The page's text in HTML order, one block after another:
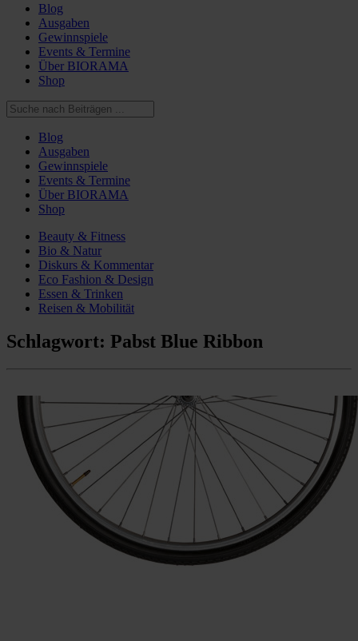
Blog
Ausgaben
Gewinnspiele
Events & Termine
Über BIORAMA
Shop
Blog
Ausgaben
Gewinnspiele
Events & Termine
Über BIORAMA
Shop
Beauty & Fitness
Bio & Natur
Diskurs & Kommentar
Eco Fashion & Design
Essen & Trinken
Reisen & Mobilität
Schlagwort: Pabst Blue Ribbon